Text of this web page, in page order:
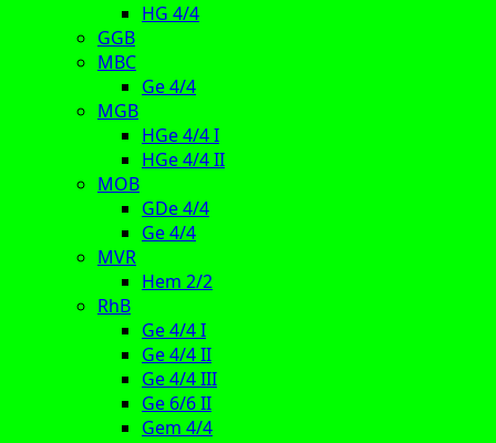
HG 4/4
GGB
MBC
Ge 4/4
MGB
HGe 4/4 I
HGe 4/4 II
MOB
GDe 4/4
Ge 4/4
MVR
Hem 2/2
RhB
Ge 4/4 I
Ge 4/4 II
Ge 4/4 III
Ge 6/6 II
Gem 4/4